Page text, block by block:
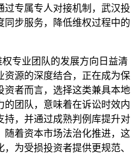
过专属专人对接机制，武汉投
同步服务，降低维权过程中的
专业团队的发展方向日益清
资源的深度结合，正在成为保
资者而言，选择这类兼具本地
的团队，意味着在诉讼时效内
持，并通过成熟判例库提升对
随着资本市场法治化推进，这
为受损投资者提供更规范、